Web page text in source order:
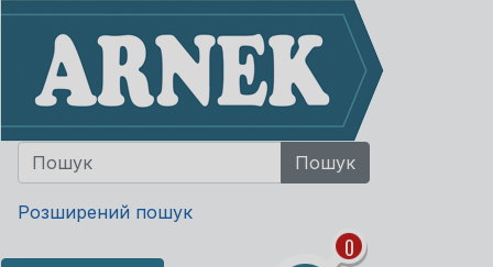
Розширений пошук
0